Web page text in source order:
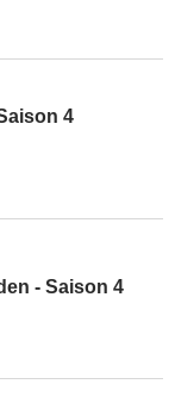
4
- Saison 4